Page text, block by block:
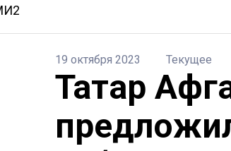
19 октября 2023 Текущее
Татар